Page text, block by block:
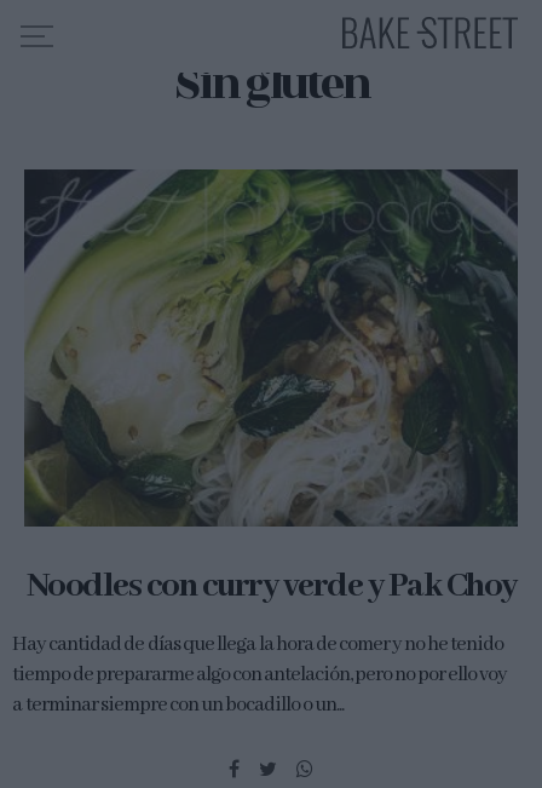
INDICE DE RECETAS
COLABORO CON
SOBRE MÍ
MIS CURSOS
CONTACTO
ES EN
Sin gluten
Noodles con curry verde y Pak Choy
Hay cantidad de días que llega la hora de comer y no he tenido
tiempo de prepararme algo con antelación, pero no por ello voy
a terminar siempre con un bocadillo o un...